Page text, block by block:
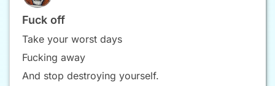
Fuck off
Take your worst days
Fucking away
And stop destroying yourself.